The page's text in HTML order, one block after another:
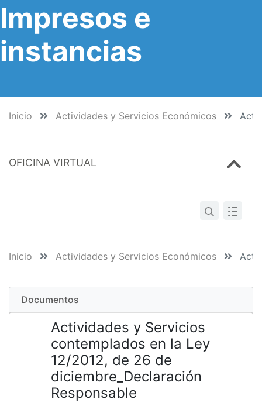
Impresos e
instancias
Inicio Actividades y Servicios Económicos
OFICINA VIRTUAL
Inicio Actividades y Servicios Económicos
Documentos
Actividades y Servicios
contemplados en la Ley
12/2012, de 26 de
diciembre_Declaración
Responsable